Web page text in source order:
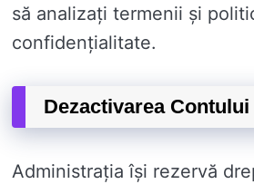
să analizați termenii și
confidențialitate.
Dezactivarea Contului
Administrația își rezervă